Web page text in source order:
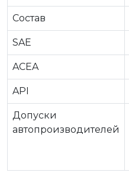
Состав
SAE
ACEA
API
Допуски
автопроизводителей